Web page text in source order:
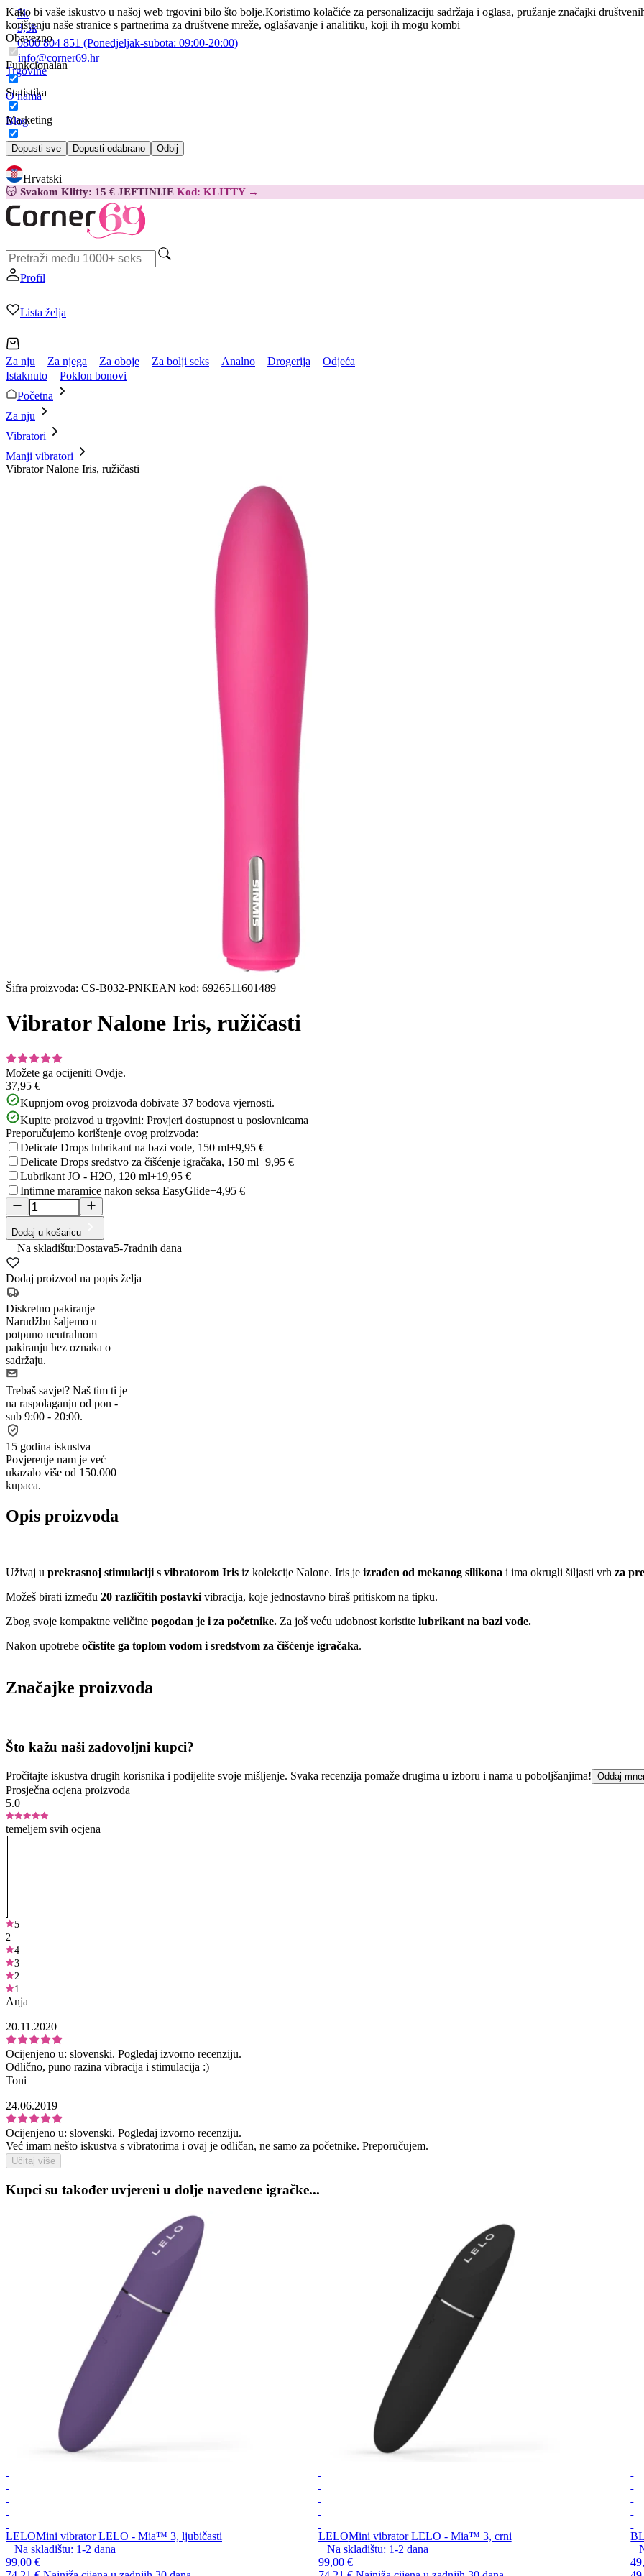
Kako bi vaše iskustvo u našoj web trgovini bilo što bolje.Koristimo kolačiće za personalizaciju sadržaja i oglasa, pružanje značajki
korištenju naše stranice s partnerima za društvene mreže, oglašavanje i analitiku, koji ih mogu kombi
Obavezno
Funkcionalan
Statistika
Marketing
Dopusti sve Dopusti odabrano Odbij
5k
3,5k
0800 804 851 (Ponedjeljak-subota: 09:00-20:00)
info@corner69.hr
Trgovine
O nama
Blog
Kontakt
Hrvatski
😽 Svakom Klitty: 15 € JEFTINIJE Kod: KLITTY →
Profil
Lista želja
Za nju Za njega Za oboje Za bolji seks Analno Drogerija
Odjeća
Istaknuto
Poklon bonovi
Početna
Za nju
Vibratori
Manji vibratori
Vibrator Nalone Iris, ružičasti
Šifra proizvoda: CS-B032-PNKEAN kod: 6926511601489
Vibrator Nalone Iris, ružičasti
Možete ga ocijeniti Ovdje.
37,95 €
Kupnjom ovog proizvoda dobivate 37 bodova vjernosti.
Kupite proizvod u trgovini: Provjeri dostupnost u poslovnicama
Preporučujemo korištenje ovog proizvoda:
Delicate Drops lubrikant na bazi vode, 150 ml+9,95 €
Delicate Drops sredstvo za čišćenje igračaka, 150 ml+9,95 €
Lubrikant JO - H2O, 120 ml+19,95 €
Intimne maramice nakon seksa EasyGlide+4,95 €
Dodaj u košaricu
Na skladištu:Dostava5-7radnih dana
Dodaj proizvod na popis želja
Diskretno pakiranje
Narudžbu šaljemo u
potpuno neutralnom
pakiranju bez oznaka o
sadržaju.
Trebaš savjet? Naš tim ti je
na raspolaganju od pon -
sub 9:00 - 20:00.
15 godina iskustva
Povjerenje nam je već
ukazalo više od 150.000
kupaca.
Opis proizvoda
Uživaj u prekrasnoj stimulaciji s vibratorom Iris iz kolekcije Nalone. Iris je izrađen od mekanog silikona i ima okrugli šiljasti vrh za
Možeš birati između 20 različitih postavki vibracija, koje jednostavno biraš pritiskom na tipku.
Zbog svoje kompaktne veličine pogodan je i za početnike. Za još veću udobnost koristite lubrikant na bazi vode.
Nakon upotrebe očistite ga toplom vodom i sredstvom za čišćenje igračaka.
Značajke proizvoda
Što kažu naši zadovoljni kupci?
Pročitajte iskustva drugih korisnika i podijelite svoje mišljenje. Svaka recenzija pomaže drugima u izboru i nama u poboljšanjima! Oddaj
Prosječna ocjena proizvoda
5.0
temeljem svih ocjena
5
2
4
3
2
1
Anja
20.11.2020
Ocijenjeno u: slovenski. Pogledaj izvorno recenziju.
Odlično, puno razina vibracija i stimulacija :)
Toni
24.06.2019
Ocijenjeno u: slovenski. Pogledaj izvorno recenziju.
Već imam nešto iskustva s vibratorima i ovaj je odličan, ne samo za početnike. Preporučujem.
Učitaj više
Kupci su također uvjereni u dolje navedene igračke...
LELOMini vibrator LELO - Mia™ 3, ljubičasti
Na skladištu: 1-2 dana
99,00 €
LELOMini vibrator LELO - Mia™ 3, crni
Na skladištu: 1-2 dana
99,00 €